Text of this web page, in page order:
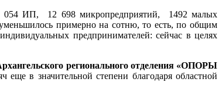
30 054 ИП, 12 698 микропредприятий, 1492 малых
примерно на сотню, то есть, по общим
предпринимателей: сейчас в целях
регионального отделения «ОПОРЫ
в значительной степени благодаря областной